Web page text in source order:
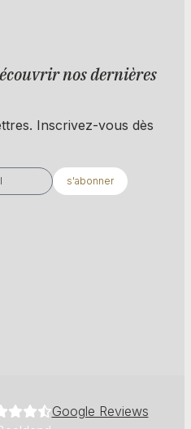
nos dernières
Inscrivez-vous dès
s'abonner
Google Reviews